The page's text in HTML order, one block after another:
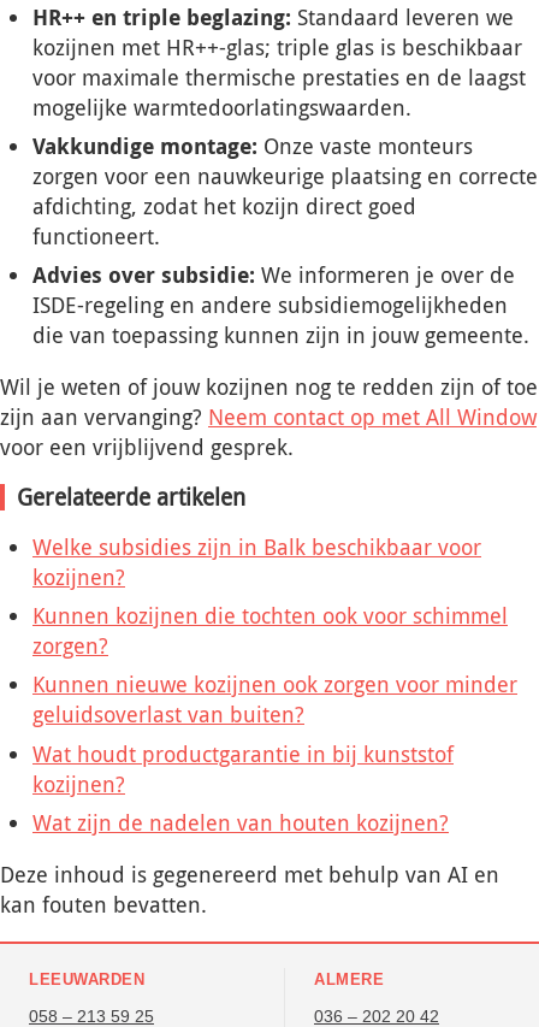
HR++ en triple beglazing: Standaard leveren we
kozijnen met HR++-glas; triple glas is beschikbaar
voor maximale thermische prestaties en de laagst
mogelijke warmtedoorlatingswaarden.
Vakkundige montage: Onze vaste monteurs
zorgen voor een nauwkeurige plaatsing en correcte
afdichting, zodat het kozijn direct goed
functioneert.
Advies over subsidie: We informeren je over de
ISDE-regeling en andere subsidiemogelijkheden
die van toepassing kunnen zijn in jouw gemeente.
Wil je weten of jouw kozijnen nog te redden zijn of toe
zijn aan vervanging? Neem contact op met All Window
voor een vrijblijvend gesprek.
Gerelateerde artikelen
Welke subsidies zijn in Balk beschikbaar voor
kozijnen?
Kunnen kozijnen die tochten ook voor schimmel
zorgen?
Kunnen nieuwe kozijnen ook zorgen voor minder
geluidsoverlast van buiten?
Wat houdt productgarantie in bij kunststof
kozijnen?
Wat zijn de nadelen van houten kozijnen?
Deze inhoud is gegenereerd met behulp van AI en
kan fouten bevatten.
LEEUWARDEN
058 – 213 59 25
ALMERE
036 – 202 20 42